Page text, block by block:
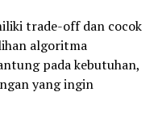
trade-off dan cocok
algoritma
pada kebutuhan,
yang ingin